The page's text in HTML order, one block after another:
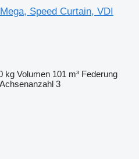
Speed Curtain, VDI
kg Volumen 101 m³ Federung
Achsenanzahl 3